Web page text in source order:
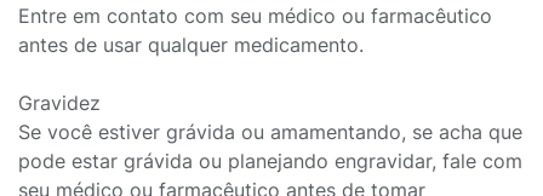
Entre em contato com seu médico ou farmacêutico
antes de usar qualquer medicamento.
Gravidez
Se você estiver grávida ou amamentando, se acha que
pode estar grávida ou planejando engravidar, fale com
seu médico ou farmacêutico antes de tomar